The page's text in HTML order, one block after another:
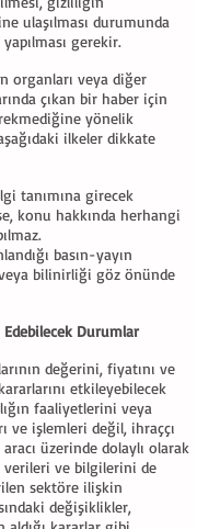
ulaşılması durumunda
gerekir.
organları veya diğer
çıkan bir haber için
yönelik
ilkeler dikkate
tanımına girecek
konu hakkında herhangi
basın-yayın
bilinirliği göz önünde
Edebilecek Durumlar
değerini, fiyatını ve
etkileyebilecek
faaliyetlerini veya
ve işlemleri değil, ihraççı
üzerinde dolaylı olarak
verileri ve bilgilerini de
sektöre ilişkin
değişiklikler,